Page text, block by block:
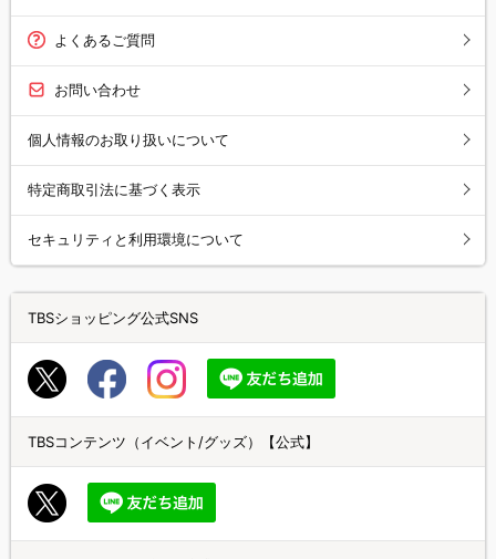
よくあるご質問
お問い合わせ
個人情報のお取り扱いについて
特定商取引法に基づく表示
セキュリティと利用環境について
TBSショッピング公式SNS
TBSコンテンツ（イベント/グッズ）【公式】